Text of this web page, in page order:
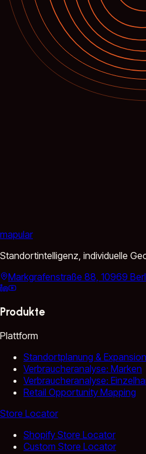
mapular
Standortintelligenz, individuelle
Markgrafenstraße 88, 10969
Produkte
Plattform
Standortplanung & Expansion
Verbraucheranalyse: Marken
Verbraucheranalyse:
Retail Opportunity Mapping
Store Locator
Shopify Store Locator
Custom Store Locator